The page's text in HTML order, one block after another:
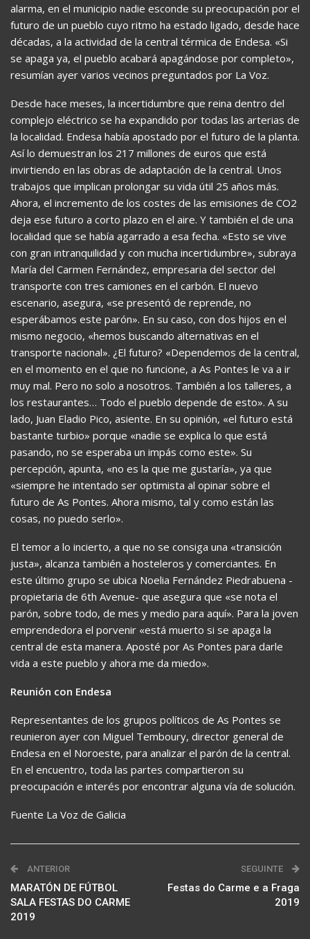
alarma, en el municipio nadie esconde su preocupación por el
futuro de un pueblo cuyo ritmo ha estado ligado, desde hace
décadas, a la actividad de la central térmica de Endesa. «Si
se apaga ya, el pueblo acabará apagándose por completo»,
resumían ayer varios vecinos preguntados por La Voz.
Desde hace meses, la incertidumbre que reina dentro del
complejo eléctrico se ha expandido por todas las arterias de
la localidad. Endesa había apostado por el futuro de la planta.
Así lo demuestran los 217 millones de euros que está
invirtiendo en las obras de adaptación de la central. Unos
trabajos que implican prolongar su vida útil 25 años más.
Ahora, el incremento de los costes de las emisiones de CO2
deja ese futuro a corto plazo en el aire. Y también el de una
localidad que se había agarrado a esa fecha. «Esto se vive
con gran intranquilidad y con mucha incertidumbre», subraya
María del Carmen Fernández, empresaria del sector del
transporte con tres camiones en el carbón. El nuevo
escenario, asegura, «se presentó de reprende, no
esperábamos este parón». En su caso, con dos hijos en el
mismo negocio, «hemos buscando alternativas en el
transporte nacional». ¿El futuro? «Dependemos de la central,
en el momento en el que no funcione, a As Pontes le va a ir
muy mal. Pero no solo a nosotros. También a los talleres, a
los restaurantes… Todo el pueblo depende de esto». A su
lado, Juan Eladio Pico, asiente. En su opinión, «el futuro está
bastante turbio» porque «nadie se explica lo que está
pasando, no se esperaba un impás como este». Su
percepción, apunta, «no es la que me gustaría», ya que
«siempre he intentado ser optimista al opinar sobre el
futuro de As Pontes. Ahora mismo, tal y como están las
cosas, no puedo serlo».
El temor a lo incierto, a que no se consiga una «transición
justa», alcanza también a hosteleros y comerciantes. En
este último grupo se ubica Noelia Fernández Piedrabuena -
propietaria de 6th Avenue- que asegura que «se nota el
parón, sobre todo, de mes y medio para aquí». Para la joven
emprendedora el porvenir «está muerto si se apaga la
central de esta manera. Aposté por As Pontes para darle
vida a este pueblo y ahora me da miedo».
Reunión con Endesa
Representantes de los grupos políticos de As Pontes se
reunieron ayer con Miguel Temboury, director general de
Endesa en el Noroeste, para analizar el parón de la central.
En el encuentro, toda las partes compartieron su
preocupación e interés por encontrar alguna vía de solución.
Fuente La Voz de Galicia
ANTERIOR
MARATÓN DE FÚTBOL
SALA FESTAS DO CARME
2019
SEGUINTE
Festas do Carme e a Fraga
2019